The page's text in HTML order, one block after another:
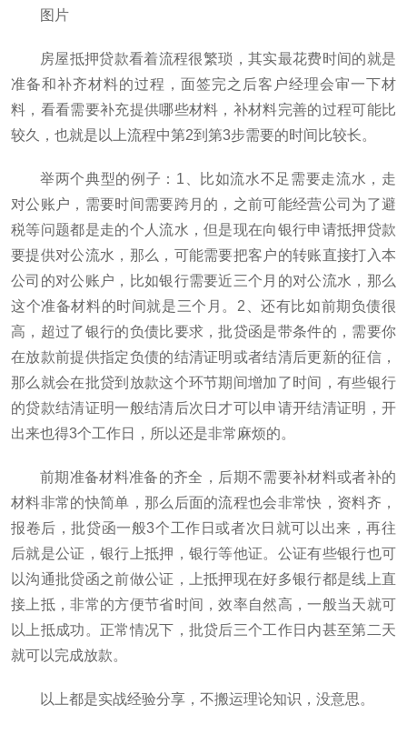
图片
房屋抵押贷款看着流程很繁琐，其实最花费时间的就是
准备和补齐材料的过程，面签完之后客户经理会审一下材
料，看看需要补充提供哪些材料，补材料完善的过程可能比
较久，也就是以上流程中第2到第3步需要的时间比较长。
举两个典型的例子：1、比如流水不足需要走流水，走
对公账户，需要时间需要跨月的，之前可能经营公司为了避
税等问题都是走的个人流水，但是现在向银行申请抵押贷款
要提供对公流水，那么，可能需要把客户的转账直接打入本
公司的对公账户，比如银行需要近三个月的对公流水，那么
这个准备材料的时间就是三个月。2、还有比如前期负债很
高，超过了银行的负债比要求，批贷函是带条件的，需要你
在放款前提供指定负债的结清证明或者结清后更新的征信，
那么就会在批贷到放款这个环节期间增加了时间，有些银行
的贷款结清证明一般结清后次日才可以申请开结清证明，开
出来也得3个工作日，所以还是非常麻烦的。
前期准备材料准备的齐全，后期不需要补材料或者补的
材料非常的快简单，那么后面的流程也会非常快，资料齐，
报卷后，批贷函一般3个工作日或者次日就可以出来，再往
后就是公证，银行上抵押，银行等他证。公证有些银行也可
以沟通批贷函之前做公证，上抵押现在好多银行都是线上直
接上抵，非常的方便节省时间，效率自然高，一般当天就可
以上抵成功。正常情况下，批贷后三个工作日内甚至第二天
就可以完成放款。
以上都是实战经验分享，不搬运理论知识，没意思。